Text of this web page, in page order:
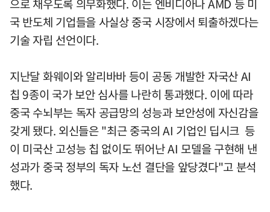
으로 채우도록 의무화했다. 이는 엔비디아나 AMD 등 미
국 반도체 기업들을 사실상 중국 시장에서 퇴출하겠다는
기술 자립 선언이다.
지난달 화웨이와 알리바바 등이 공동 개발한 자국산 AI
칩 9종이 국가 보안 심사를 나란히 통과했다. 이에 따라
중국 수뇌부는 독자 공급망의 성능과 보안성에 자신감을
갖게 됐다. 외신들은 "최근 중국의 AI 기업인 딥시크 등
이 미국산 고성능 칩 없이도 뛰어난 AI 모델을 구현해 낸
성과가 중국 정부의 독자 노선 결단을 앞당겼다"고 분석
했다.